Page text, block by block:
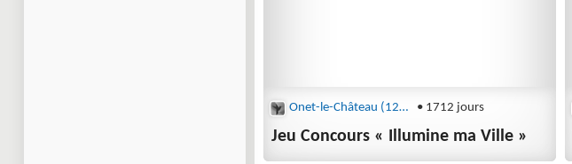
Onet-le-Château (12850) • 1712 jours
Jeu Concours « Illumine ma Ville »